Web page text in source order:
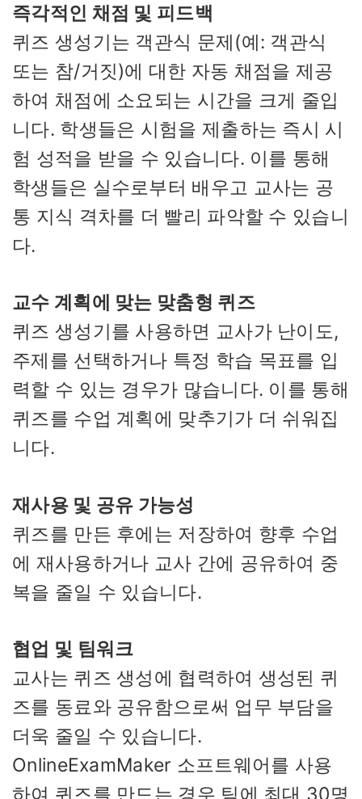
즉각적인 채점 및 피드백
퀴즈 생성기는 객관식 문제(예: 객관식
또는 참/거짓)에 대한 자동 채점을 제공
하여 채점에 소요되는 시간을 크게 줄입
니다. 학생들은 시험을 제출하는 즉시 시
험 성적을 받을 수 있습니다. 이를 통해
학생들은 실수로부터 배우고 교사는 공
통 지식 격차를 더 빨리 파악할 수 있습니
다.
교수 계획에 맞는 맞춤형 퀴즈
퀴즈 생성기를 사용하면 교사가 난이도,
주제를 선택하거나 특정 학습 목표를 입
력할 수 있는 경우가 많습니다. 이를 통해
퀴즈를 수업 계획에 맞추기가 더 쉬워집
니다.
재사용 및 공유 가능성
퀴즈를 만든 후에는 저장하여 향후 수업
에 재사용하거나 교사 간에 공유하여 중
복을 줄일 수 있습니다.
협업 및 팀워크
교사는 퀴즈 생성에 협력하여 생성된 퀴
즈를 동료와 공유함으로써 업무 부담을
더욱 줄일 수 있습니다.
OnlineExamMaker 소프트웨어를 사용
하여 퀴즈를 만드는 경우 팀에 최대 30명